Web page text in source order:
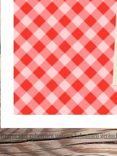
Rezept fürs zubereiten unserer bekannten